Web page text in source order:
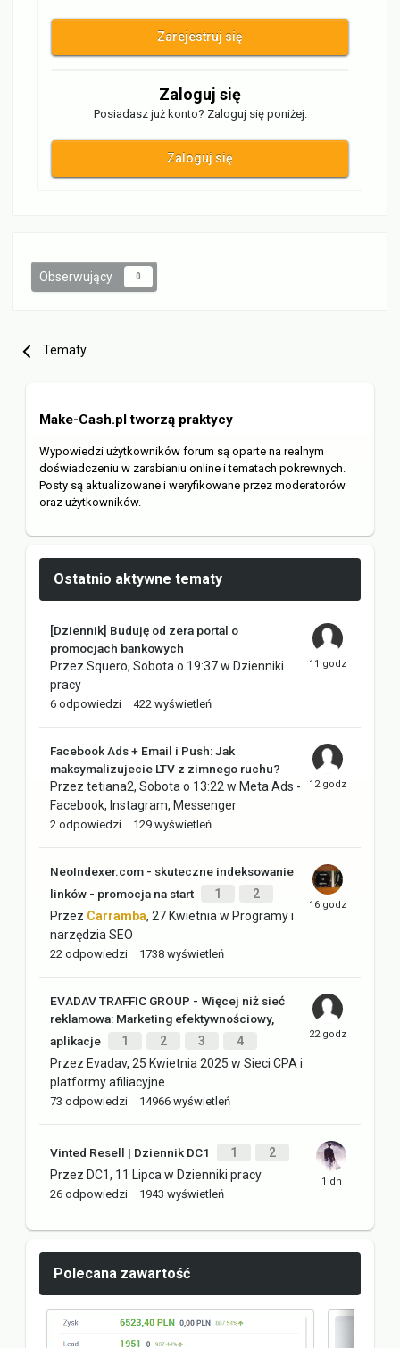
Zarejestruj się
Zaloguj się
Posiadasz już konto? Zaloguj się poniżej.
Zaloguj się
Obserwujący 0
Tematy
Make-Cash.pl tworzą praktycy
Wypowiedzi użytkowników forum są oparte na realnym
doświadczeniu w zarabianiu online i tematach pokrewnych.
Posty są aktualizowane i weryfikowane przez moderatorów
oraz użytkowników.
Ostatnio aktywne tematy
[Dziennik] Buduję od zera portal o
promocjach bankowych
Przez Squero, Sobota o 19:37w Dzienniki
pracy
6 odpowiedzi 422 wyświetleń
Facebook Ads + Email i Push: Jak
maksymalizujecie LTV z zimnego ruchu?
Przez tetiana2, Sobota o 13:22 w Meta Ads -
Facebook, Instagram, Messenger
2 odpowiedzi 129 wyświetleń
NeoIndexer.com - skuteczne indeksowanie
linków - promocja na start
1
2
Przez Carramba, 27 Kwietnia w Programy i
narzędzia SEO
22 odpowiedzi 1738 wyświetleń
EVADAV TRAFFIC GROUP - Więcej niż sieć
reklamowa: Marketing efektywnościowy,
aplikacje
1 2 3
4
Przez Evadav, 25 Kwietnia 2025 w Sieci CPA i
platformy afiliacyjne
73 odpowiedzi 14966 wyświetleń
Vinted Resell | Dziennik DC1 1
2
Przez DC1, 11 Lipca w Dzienniki pracy
26 odpowiedzi 1943 wyświetleń
Polecana zawartość